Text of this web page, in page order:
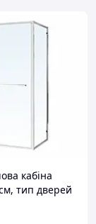
кабіна
тип дверей